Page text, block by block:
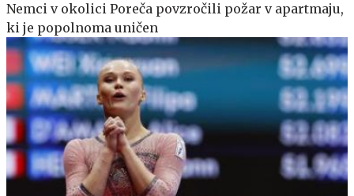
Nemci v okolici Poreča povzročili požar v apartmaju,
ki je popolnoma uničen